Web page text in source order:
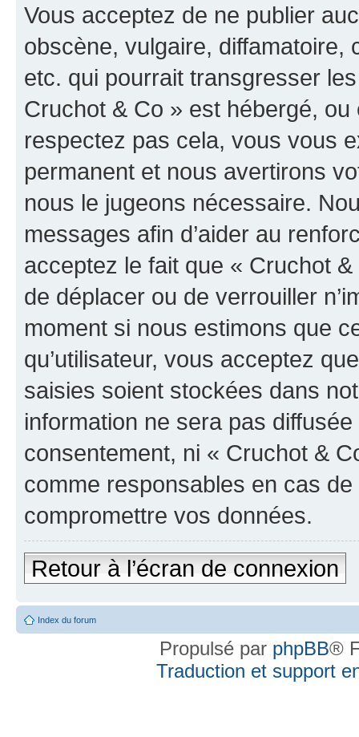
Vous acceptez de ne publier
obscène, vulgaire, diffamatoire,
etc. qui pourrait transgresser
Cruchot & Co » est hébergé,
respectez pas cela, vous vous
permanent et nous avertirons
nous le jugeons nécessaire.
messages afin d’aider au
acceptez le fait que « Cruchot
de déplacer ou de verrouiller
moment si nous estimons que
qu’utilisateur, vous acceptez
saisies soient stockées dans
information ne sera pas
consentement, ni « Cruchot &
comme responsables en cas
compromettre vos données.
Retour à l’écran de connexion
Index du forum
Propulsé par phpBB®
Traduction et support